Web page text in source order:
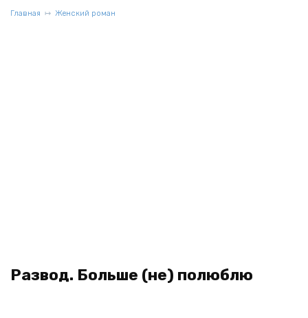
Главная Женский роман
Развод. Больше (не) полюблю